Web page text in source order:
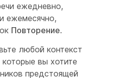
ежедневно,
ежемесячно,
Повторение.
любой контекст
вы хотите
предстоящей